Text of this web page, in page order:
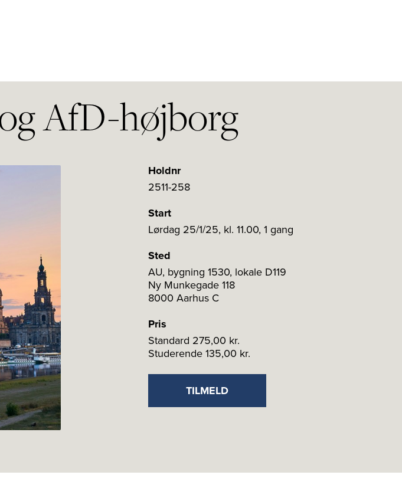
AfD-højborg
Holdnr
2511-258
Start
Lørdag 25/1/25, kl. 11.00, 1 gang
Sted
AU, bygning 1530, lokale D119
Ny Munkegade 118
8000 Aarhus C
Pris
Standard 275,00 kr.
Studerende 135,00 kr.
TILMELD